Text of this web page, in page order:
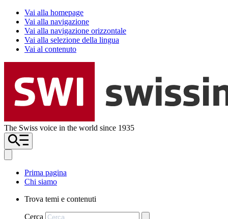
Vai alla homepage
Vai alla navigazione
Vai alla navigazione orizzontale
Vai alla selezione della lingua
Vai al contenuto
The Swiss voice in the world since 1935
Prima pagina
Chi siamo
Trova temi e contenuti
Cerca